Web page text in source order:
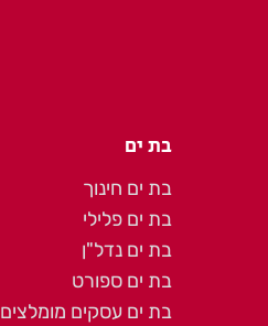
בת ים
בת ים חינוך
בת ים פלילי
בת ים נדל"ן
בת ים ספורט
בת ים עסקים מומלצים